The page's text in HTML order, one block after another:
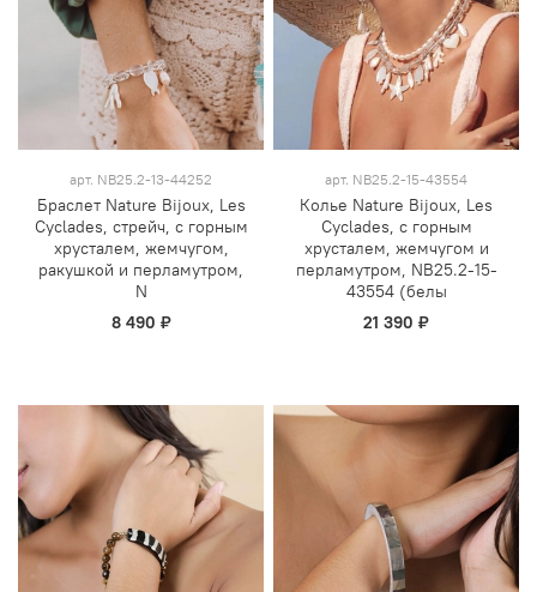
арт. NB25.2-13-44252
Браслет Nature Bijoux, Les
Cyclades, стрейч, с горным
хрусталем, жемчугом,
ракушкой и перламутром,
N
8 490 ₽
арт. NB25.2-15-43554
Колье Nature Bijoux, Les
Cyclades, с горным
хрусталем, жемчугом и
перламутром, NB25.2-15-
43554 (белы
21 390 ₽